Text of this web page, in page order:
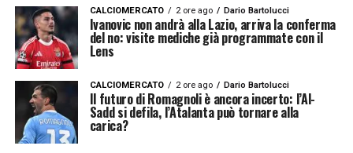
CALCIOMERCATO 2 ore ago Dario Bartolucci
Ivanovic non andrà alla Lazio, arriva la conferma
del no: visite mediche già programmate con il
Lens
CALCIOMERCATO 2 ore ago Dario Bartolucci
Il futuro di Romagnoli è ancora incerto: l’Al-
Sadd si defila, l’Atalanta può tornare alla
carica?